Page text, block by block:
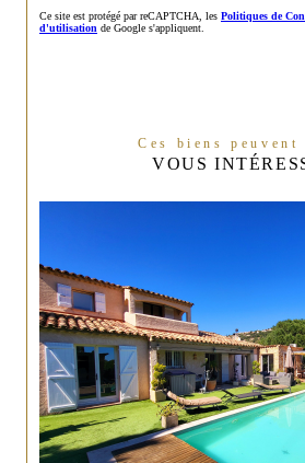
Ce site est protégé par reCAPTCHA, les Politiques de
d'utilisation de Google s'appliquent.
Ces biens peuvent
VOUS